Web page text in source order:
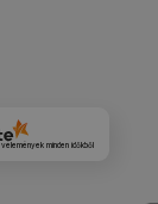
véleményekminden időkből